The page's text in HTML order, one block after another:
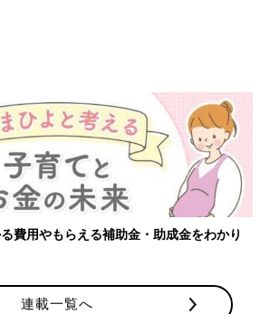
接種できるものも】妊婦の感染症対策、知
連載一覧へ